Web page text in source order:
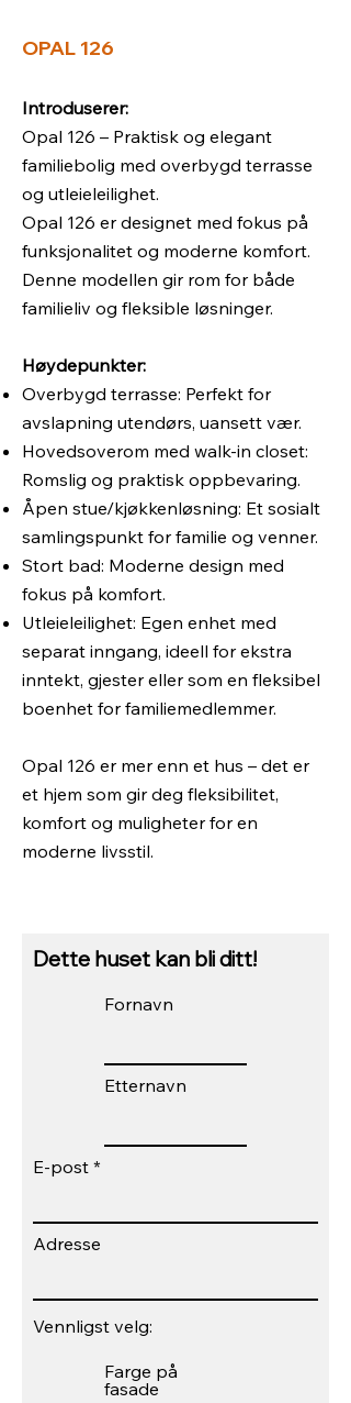
OPAL 126
Introduserer:
Opal 126 – Praktisk og elegant
familiebolig med overbygd terrasse
og utleieleilighet.
Opal 126 er designet med fokus på
funksjonalitet og moderne komfort.
Denne modellen gir rom for både
familieliv og fleksible løsninger.
Høydepunkter:
Overbygd terrasse: Perfekt for
avslapning utendørs, uansett vær.
Hovedsoverom med walk-in closet:
Romslig og praktisk oppbevaring.
Åpen stue/kjøkkenløsning: Et sosialt
samlingspunkt for familie og venner.
Stort bad: Moderne design med
fokus på komfort.
Utleieleilighet: Egen enhet med
separat inngang, ideell for ekstra
inntekt, gjester eller som en fleksibel
boenhet for familiemedlemmer.
Opal 126 er mer enn et hus – det er
et hjem som gir deg fleksibilitet,
komfort og muligheter for en
moderne livsstil.
Dette huset kan bli ditt!
Fornavn
Etternavn
E-post
Adresse
Vennligst velg:
Farge på
fasade